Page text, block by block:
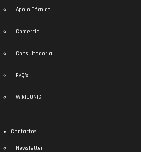
Apoio Técnico
Comercial
Consultadoria
FAQ’s
WikIDONIC
Contactos
Newsletter